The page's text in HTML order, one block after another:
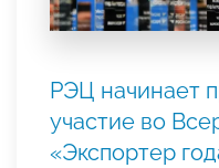
РЭЦ начинает
участие во
«Экспортер